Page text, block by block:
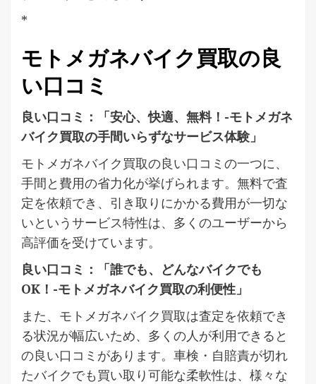
*
モトメガネバイク買取の良
い口コミ
良い口コミ：「安心、快適、無料！-モトメガネ
バイク買取の手間いらずなサービス体験」
モトメガネバイク買取の良い口コミの一つに、
手間と費用の省力化が挙げられます。無料で査
定を依頼でき、引き取りにかかる費用が一切な
いというサービス特性は、多くのユーザーから
高評価を受けています。
良い口コミ：「誰でも、どんなバイクでも
OK！-モトメガネバイク買取の利便性」
また、モトメガネバイク買取は査定を依頼でき
る状況が幅広いため、多くの人が利用できると
の良い口コミがあります。車検・自賠責が切れ
たバイクでも買い取り可能な柔軟性は、様々な